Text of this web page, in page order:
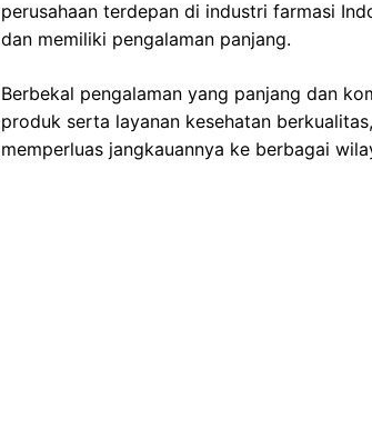
perusahaan terdepan di industri farmasi
dan memiliki pengalaman panjang.
Berbekal pengalaman yang panjang dan
produk serta layanan kesehatan
memperluas jangkauannya ke berbagai